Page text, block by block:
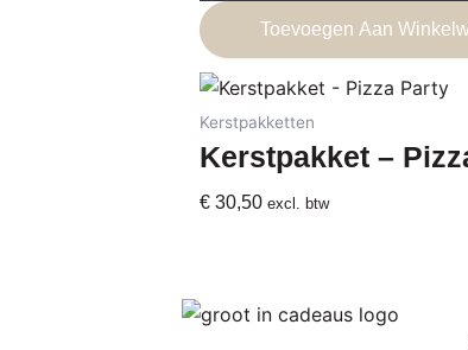
Around
The
Fire
aantal
Toevoegen Aan
Kerstpakketten
Kerstpakket –
€ 30,50 excl. btw